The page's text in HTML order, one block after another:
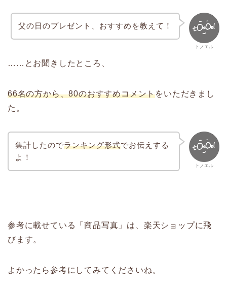
トノエル
父の日のプレゼント、おすすめを教えて！
……とお聞きしたところ、
66名の方から、80のおすすめコメントをいただきまし
た。
トノエル
集計したのでランキング形式でお伝えする
よ！
参考に載せている「商品写真」は、楽天ショップに飛
びます。
よかったら参考にしてみてくださいね。